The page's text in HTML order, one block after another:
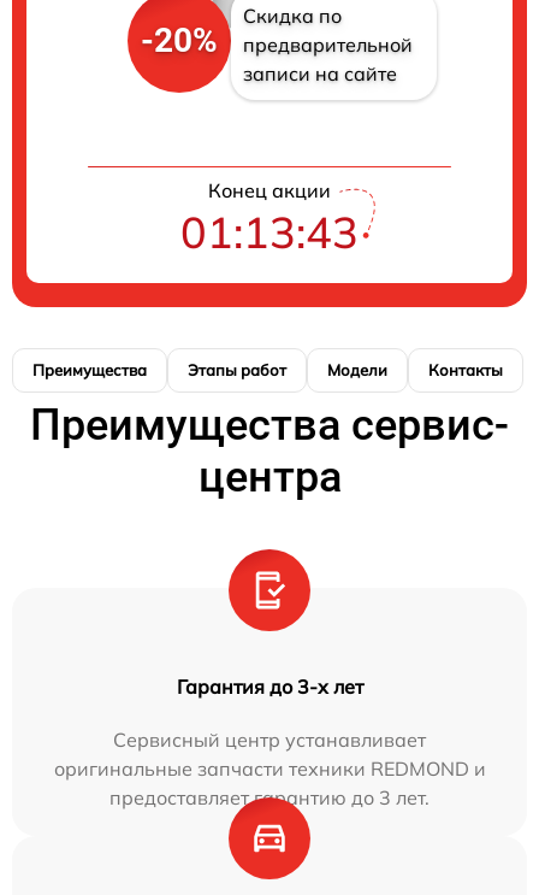
-20%
Скидка по
предварительной
записи на сайте
Конец акции
01:13:42
Преимущества Этапы работ Модели Контакты
Преимущества сервис-
центра
Гарантия до 3-х лет
Сервисный центр устанавливает
оригинальные запчасти техники REDMOND и
предоставляет гарантию до 3 лет.